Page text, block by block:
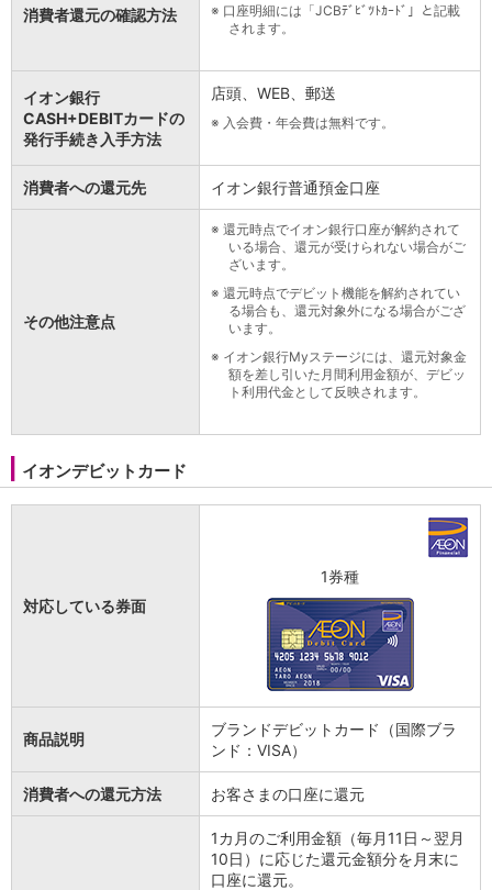
消費者還元の確認方法 ※ 口座明細には「JCBﾃﾞﾋﾞﾂﾄｶｰﾄﾞ」と記載
されます。
イオン銀行
CASH+DEBITカードの
発行手続き入手方法
店頭、WEB、郵送
※ 入会費・年会費は無料です。
消費者への還元先 イオン銀行普通預金口座
その他注意点
※ 還元時点でイオン銀行口座が解約されて
いる場合、還元が受けられない場合がご
ざいます。
※ 還元時点でデビット機能を解約されてい
る場合も、還元対象外になる場合がござ
います。
※ イオン銀行Myステージには、還元対象金
額を差し引いた月間利用金額が、デビッ
ト利用代金として反映されます。
イオンデビットカード
対応している券面
1券種
商品説明
ブランドデビットカード（国際ブラ
ンド：VISA）
消費者への還元方法 お客さまの口座に還元
1カ月のご利用金額（毎月11日～翌月
10日）に応じた還元金額分を月末に
口座に還元。